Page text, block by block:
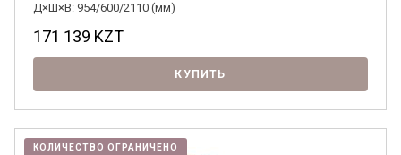
Д×Ш×В: 954/600/2110 (мм)
171 139 KZT
КУПИТЬ
КОЛИЧЕСТВО ОГРАНИЧЕНО